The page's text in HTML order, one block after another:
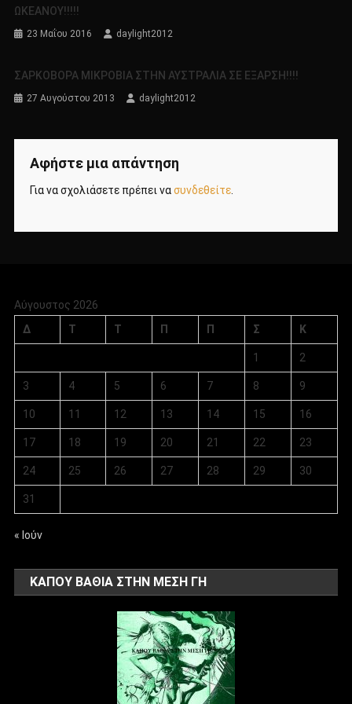
ΩΚΕΑΝΟΥ!!!!!
23 Μαΐου 2016 daylight2012
ΣΑΡΚΟΒΟΡΑ ΜΙΚΡΟΒΙΑ ΣΤΗΝ ΑΥΣΤΡΑΛΙΑ ΣΕ ΕΞΑΡΣΗ!!!!
27 Αυγούστου 2013 daylight2012
Αφήστε μια απάντηση
Για να σχολιάσετε πρέπει νασυνδεθείτε.
Αύγουστος 2026
Δ
Τ Τ Π Π Σ Κ
1 2
3 4 5 6 7 8 9
10 11 12 13 14 15 16
17 18 19 20 21 22 23
24 25 26 27 28 29 30
31
« Ιούν
ΚΑΠΟΥ ΒΑΘΙΑ ΣΤΗΝ ΜΕΣΗ ΓΗ